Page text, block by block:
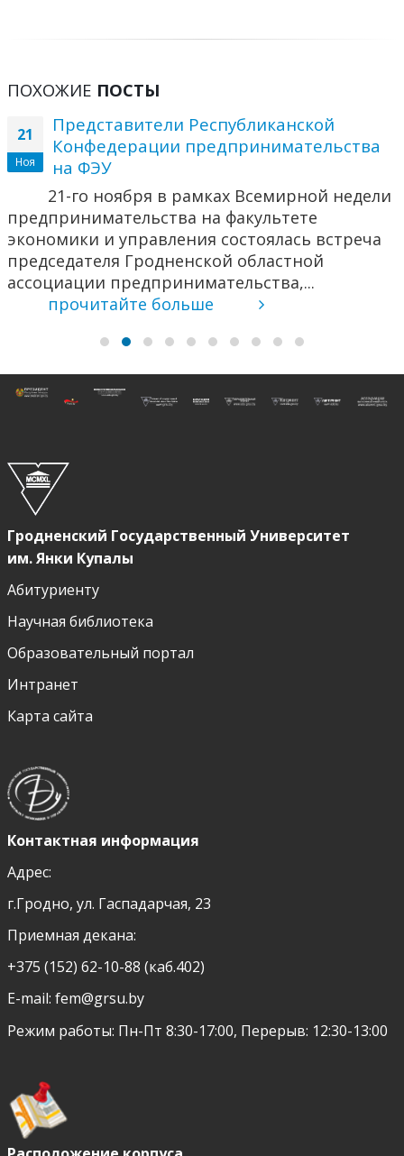
ПОХОЖИЕ ПОСТЫ
21
Ноя
Представители Республиканской
Конфедерации предпринимательства
на ФЭУ
21-го ноября в рамках Всемирной недели
предпринимательства на факультете
экономики и управления состоялась встреча
председателя Гродненской областной
ассоциации предпринимательства,...
прочитайте больше
Гродненский Государственный Университет
им. Янки Купалы
Абитуриенту
Научная библиотека
Образовательный портал
Интранет
Карта сайта
Контактная информация
Адрес:
г.Гродно, ул. Гаспадарчая, 23
Приемная декана:
+375 (152) 62-10-88 (каб.402)
E-mail: fem@grsu.by
Режим работы: Пн-Пт 8:30-17:00, Перерыв: 12:30-13:00